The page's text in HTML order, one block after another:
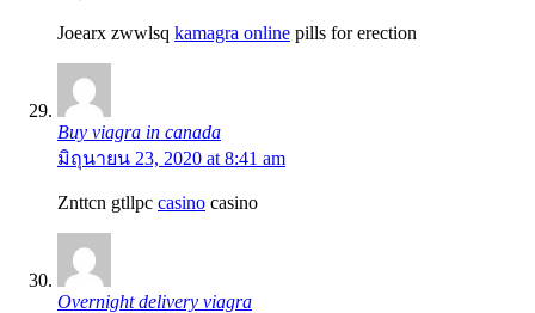
Joearx zwwlsq kamagra online pills for erection
Buy viagra in canada
มิถุนายน 23, 2020 at 8:41 am
Znttcn gtllpc casino casino
Overnight delivery viagra